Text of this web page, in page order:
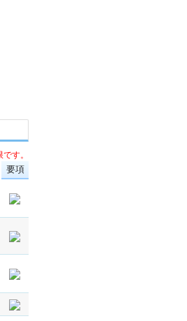
す。
要項